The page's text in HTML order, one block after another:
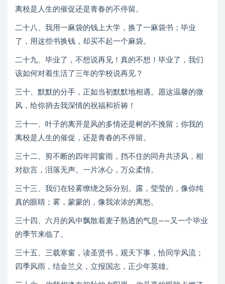
离校是人生的催促还是青春的不停留。
二十八、我用一麻袋的钱上大学，换了一麻袋书；毕业
了，用这些书换钱，却买不起一个麻袋。
二十九、毕业了，不想说再见！真的不想！毕业了，我们
该如何对着生活了三年的学校说再见？
三十、默默的分手，正如当初默默地相遇。愿这温馨的微
风，给你捎去我深情的祝福和祈祷！
三十一、叶子的离开是风的多情还是树的不挽留；你我的
离校是人生的催促，还是青春的不停留。
三十二、剪不断的四年同窗雨，挡不住的同舟共济风，相
对欲言，泪落无声。一片冰心，万众柔情。
三十三、我们在轻雾缭绕之际分别。露，莹莹的，像你纯
真的眼睛；雾，蒙蒙的，像我浓浓的离愁。
三十四、六月的风中飘散着麦子熟透的气息——又一个毕业
的季节来临了。
三十五、三载寒窗，读圣贤书，观天下事，恰同学风流；
四季风雨，结金兰义，立报国志，正少年英雄。